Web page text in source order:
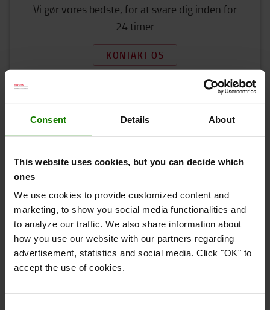
Consent Details About
This website uses cookies, but you can decide which
ones
We use cookies to provide customized content and
marketing, to show you social media functionalities and
to analyze our traffic. We also share information about
how you use our website with our partners regarding
advertisement, statistics and social media. Click "OK" to
accept the use of cookies.
Vi gør vores bedste, for at svare dig inden for
24 timer
KONTAKT OS
Sådan køber du online
Fragt & levering
Har du brug for hjælp til at finde den rette
pallestabler? Følg vores guide